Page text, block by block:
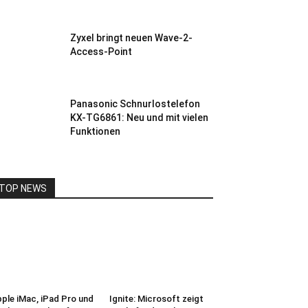
Zyxel bringt neuen Wave-2-
Access-Point
Panasonic Schnurlostelefon
KX-TG6861: Neu und mit vielen
Funktionen
NEWS
iMac, iPad Pro und
Ignite: Microsoft zeigt